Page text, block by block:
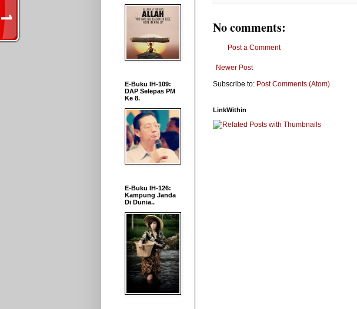
No comments:
Post a Comment
Newer Post
Subscribe to: Post Comments (Atom)
LinkWithin
E-Buku IH-109:
DAP Selepas PM
Ke 8.
E-Buku IH-126:
Kampung Janda
Di Dunia..